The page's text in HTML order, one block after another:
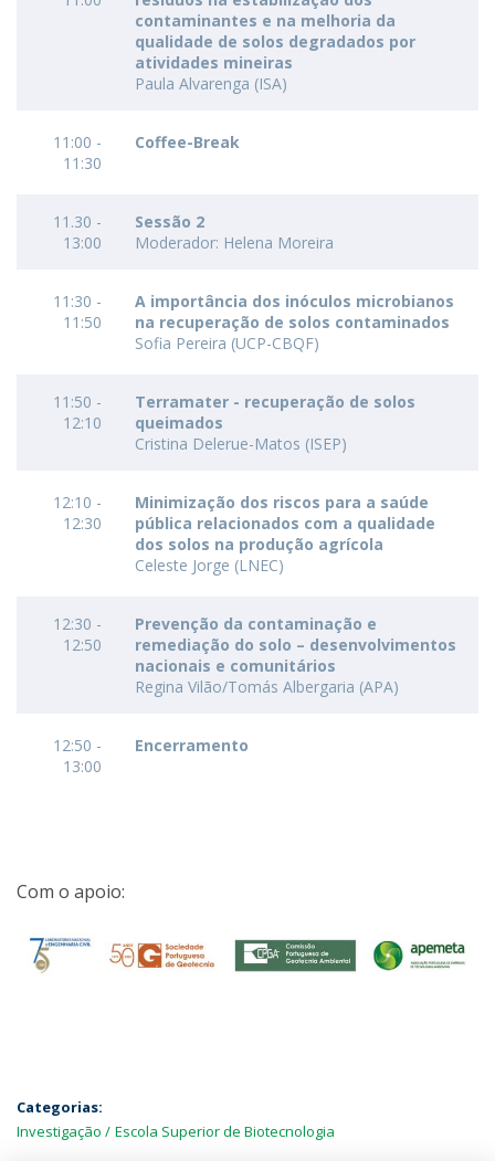
contaminantes e na melhoria da
qualidade de solos degradados por
atividades mineiras
Paula Alvarenga (ISA)
11:00 -
11:30
Coffee-Break
11.30 -
13:00
Sessão 2
Moderador: Helena Moreira
11:30 -
11:50
A importância dos inóculos microbianos
na recuperação de solos contaminados
Sofia Pereira (UCP-CBQF)
11:50 -
12:10
Terramater - recuperação de solos
queimados
Cristina Delerue-Matos (ISEP)
12:10 -
12:30
Minimização dos riscos para a saúde
pública relacionados com a qualidade
dos solos na produção agrícola
Celeste Jorge (LNEC)
12:30 -
12:50
Prevenção da contaminação e
remediação do solo – desenvolvimentos
nacionais e comunitários
Regina Vilão/Tomás Albergaria (APA)
12:50 -
13:00
Encerramento
Com o apoio:
Categorias:
Investigação
Escola Superior de Biotecnologia